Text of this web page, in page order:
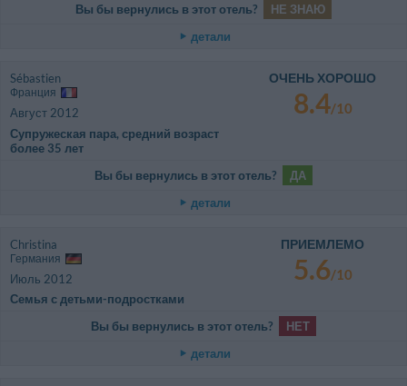
Вы бы вернулись в этот отель?
НЕ ЗНАЮ
детали
Sébastien
Франция
Август 2012
Супружеская пара, средний возраст
более 35 лет
ОЧЕНЬ ХОРОШО
8.4/10
Вы бы вернулись в этот отель?
ДА
детали
Christina
Германия
Июль 2012
Семья с детьми-подростками
ПРИЕМЛЕМО
5.6/10
Вы бы вернулись в этот отель?
НЕТ
детали